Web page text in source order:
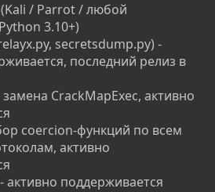
(Kali / Parrot / любой
3.10+)
secretsdump.py) -
последний релиз в
замена CrackMapExec, активно
coercion-функций по всем
активно
- активно поддерживается